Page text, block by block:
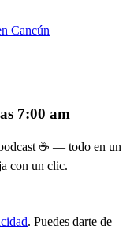
Cancún
7:00 am
☕ — todo en un
con un clic.
. Puedes darte de